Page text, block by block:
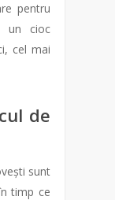
pentru
un cioc
cel mai
de
sunt
timp ce